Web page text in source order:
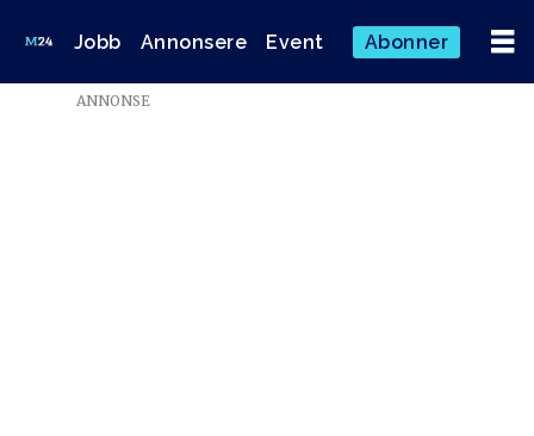
Jobb Annonsere Event Abonner
ANNONSE